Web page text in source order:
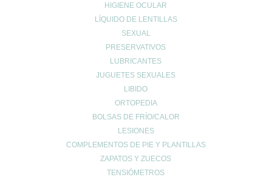
HIGIENE OCULAR
LÍQUIDO DE LENTILLAS
SEXUAL
PRESERVATIVOS
LUBRICANTES
JUGUETES SEXUALES
LIBIDO
ORTOPEDIA
BOLSAS DE FRÍO/CALOR
LESIONES
COMPLEMENTOS DE PIE Y PLANTILLAS
ZAPATOS Y ZUECOS
TENSIÓMETROS